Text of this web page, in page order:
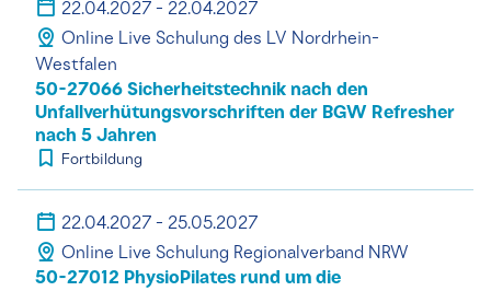
22.04.2027 - 22.04.2027
Online Live Schulung des LV Nordrhein-
Westfalen
50-27066 Sicherheitstechnik nach den
Unfallverhütungsvorschriften der BGW Refresher
nach 5 Jahren
Fortbildung
22.04.2027 - 25.05.2027
Online Live Schulung Regionalverband NRW
50-27012 PhysioPilates rund um die